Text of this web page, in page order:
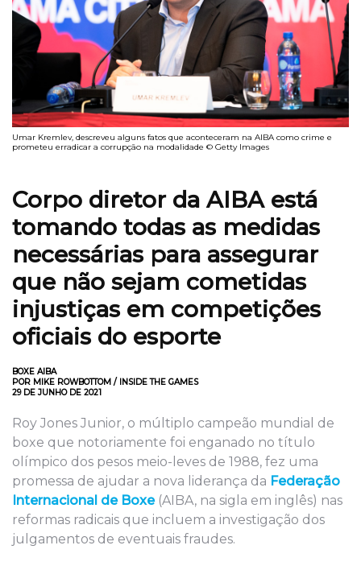
Umar Kremlev, descreveu alguns fatos que aconteceram na AIBA como crime e
prometeu erradicar a corrupção na modalidade © Getty Images
Corpo diretor da AIBA está
tomando todas as medidas
necessárias para assegurar
que não sejam cometidas
injustiças em competições
oficiais do esporte
BOXE AIBA
POR MIKE ROWBOTTOM / INSIDE THE GAMES
29 DE JUNHO DE 2021
Roy Jones Junior, o múltiplo campeão mundial de
boxe que notoriamente foi enganado no título
olímpico dos pesos meio-leves de 1988, fez uma
promessa de ajudar a nova liderança da Federação
Internacional de Boxe(AIBA, na sigla em inglês) nas
reformas radicais que incluem a investigação dos
julgamentos de eventuais fraudes.